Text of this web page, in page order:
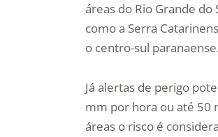
áreas do Rio Grande do
como a Serra
o centro-sul paranaense.
Já alertas de perigo
mm por hora ou até 50
áreas o risco é